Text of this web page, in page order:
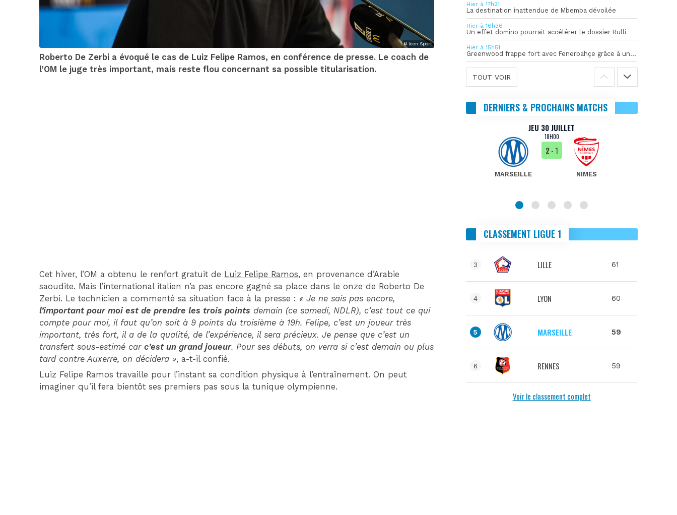
© Icon Sport
Roberto De Zerbi a évoqué le cas de Luiz Felipe Ramos, en conférence de presse. Le coach de
l’OM le juge très important, mais reste flou concernant sa possible titularisation.
Cet hiver, l’OM a obtenu le renfort gratuit de Luiz Felipe Ramos, en provenance d’Arabie
saoudite. Mais l’international italien n’a pas encore gagné sa place dans le onze de Roberto De
Zerbi. Le technicien a commenté sa situation face à la presse : « Je ne sais pas encore,
l’important pour moi est de prendre les trois points demain (ce samedi, NDLR), c’est tout ce qui
compte pour moi, il faut qu’on soit à 9 points du troisième à 19h. Felipe, c’est un joueur très
important, très fort, il a de la qualité, de l’expérience, il sera précieux. Je pense que c’est un
transfert sous-estimé carc’est un grand joueur. Pour ses débuts, on verra si c’est demain ou plus
tard contre Auxerre, on décidera », a-t-il confié.
Luiz Felipe Ramos travaille pour l’instant sa condition physique à l’entraînement. On peut
imaginer qu’il fera bientôt ses premiers pas sous la tunique olympienne.
Hier à 17h21
La destination inattendue de Mbemba dévoilée
Hier à 16h36
Un effet domino pourrait accélérer le dossier Rulli
Hier à 15h51
Greenwood frappe fort avec Fenerbahçe grâce à un but spectaculaire
TOUT VOIR
DERNIERS & PROCHAINS MATCHS
JEU 30 JUILLET
18H00
MARSEILLE
2- 1
NIMES
CLASSEMENT LIGUE 1
3 LILLE 61
4 LYON 60
5 MARSEILLE 59
6 RENNES 59
Voir le classement complet